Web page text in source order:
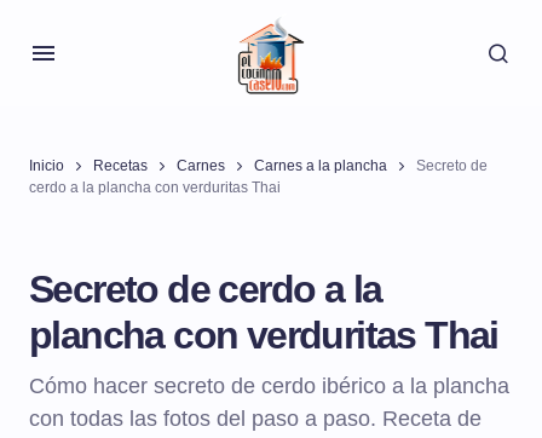
Inicio Recetas Carnes Carnes a la plancha
Secreto de
cerdo a la plancha con verduritas Thai
Secreto de cerdo a la
plancha con verduritas Thai
Cómo hacer secreto de cerdo ibérico a la plancha
con todas las fotos del paso a paso. Receta de